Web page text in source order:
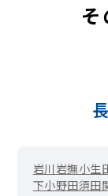
岩川岩撫小生
下小野田須田